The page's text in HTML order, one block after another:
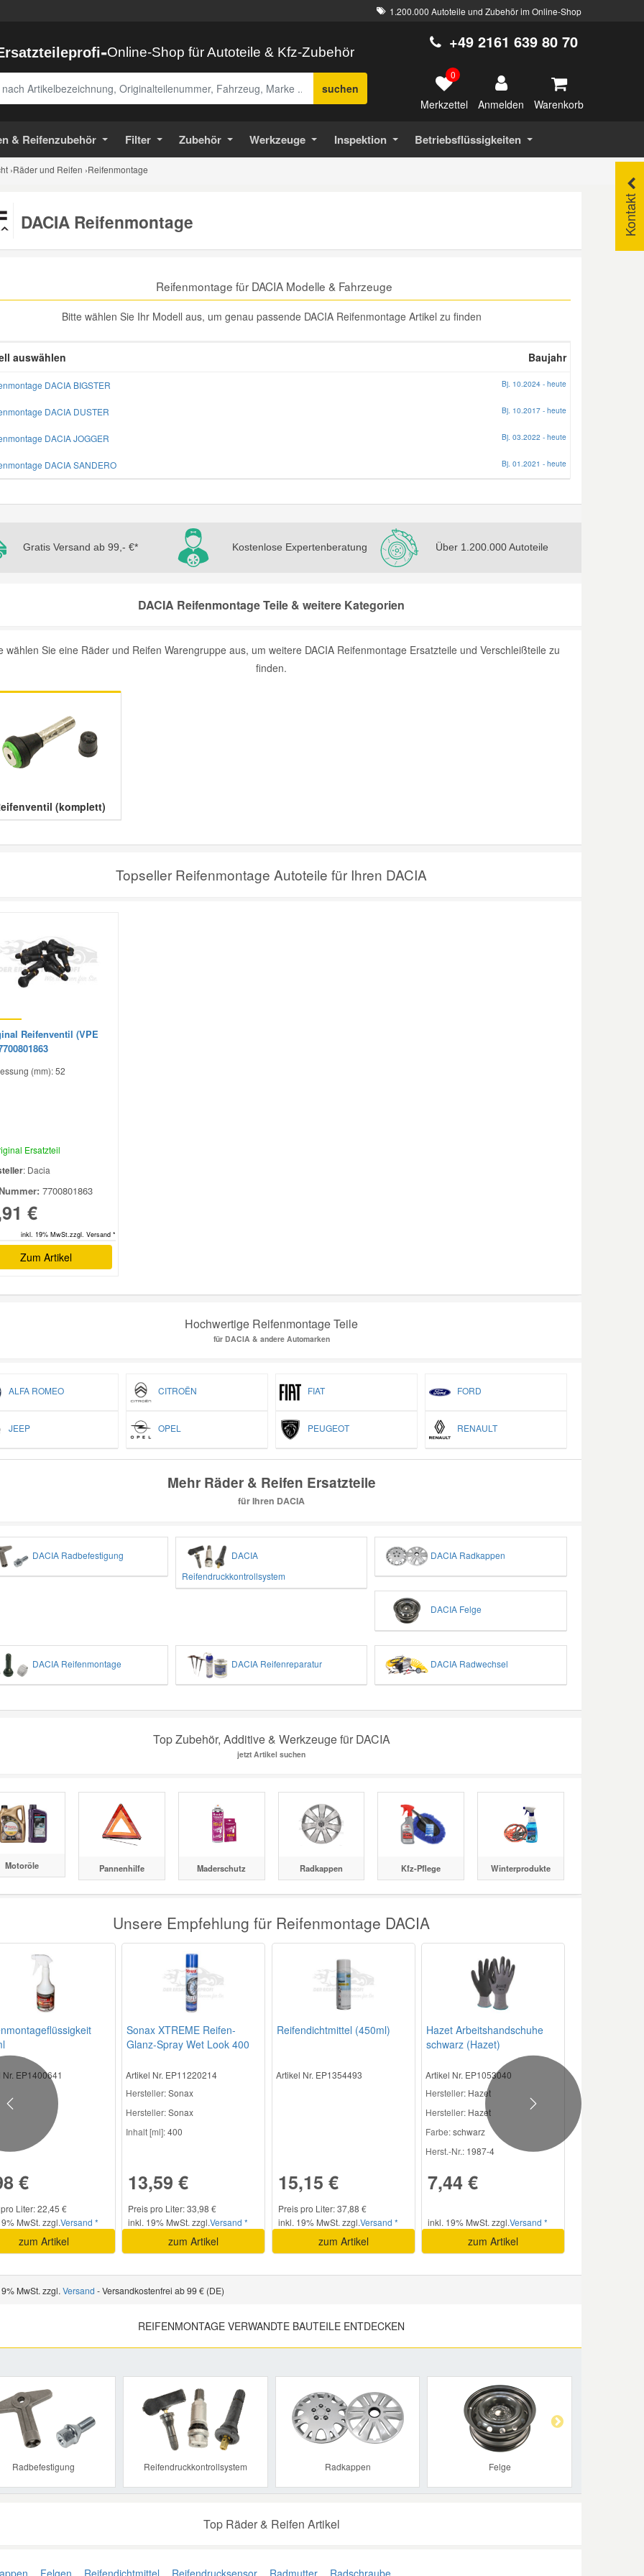
1.200.000 Autoteile und Zubehör im Online-Shop
-Online-Shop für Autoteile & Kfz-Zubehör
suchen
+49 2161 639 80 70
0
Merkzettel Anmelden Warenkorb
& Reifenzubehör Filter Zubehör Werkzeuge Inspektion Betriebsflüssigkeiten
›Räder und Reifen ›Reifenmontage
Kontakt
DACIA Reifenmontage
Reifenmontage für DACIA Modelle & Fahrzeuge
Bitte wählen Sie Ihr Modell aus, um genau passende DACIA Reifenmontage Artikel zu finden
auswählen Baujahr
DACIA BIGSTER Bj. 10.2024 - heute
DACIA DUSTER Bj. 10.2017 - heute
DACIA JOGGER Bj. 03.2022 - heute
DACIA SANDERO Bj. 01.2021 - heute
Gratis Versand ab 99,- €* Kostenlose Expertenberatung Über 1.200.000 Autoteile
DACIA Reifenmontage Teile & weitere Kategorien
wählen Sie eine Räder und Reifen Warengruppe aus, um weitere DACIA Reifenmontage Ersatzteile und Verschleißteile zu
finden.
(komplett)
Topseller Reifenmontage Autoteile für Ihren DACIA
Reifenventil (VPE
(mm): 52
Ersatzteil
: Dacia
7700801863
€
inkl. 19% MwSt.zzgl. Versand *
Zum Artikel
Hochwertige Reifenmontage Teile
für DACIA & andere Automarken
ALFA ROMEO CITROËN FIAT FORD
JEEP OPEL PEUGEOT RENAULT
Mehr Räder & Reifen Ersatzteile
für Ihren DACIA
DACIA Radbefestigung
DACIA
Reifendruckkontrollsystem
DACIA Radkappen
DACIA Felge
DACIA Reifenmontage DACIA Reifenreparatur DACIA Radwechsel
Top Zubehör, Additive & Werkzeuge für DACIA
jetzt Artikel suchen
Motoröle Pannenhilfe Maderschutz Radkappen Kfz-Pflege Winterprodukte
Unsere Empfehlung für Reifenmontage DACIA
Nr. EP1400641
€
Liter: 22,45 €
MwSt. zzgl.Versand *
zum Artikel
Sonax XTREME Reifen-
Glanz-Spray Wet Look 400
Artikel Nr. EP11220214
Hersteller: Sonax
Hersteller:Sonax
Inhalt [ml]:400
13,59 €
Preis pro Liter: 33,98 €
inkl. 19% MwSt. zzgl.Versand *
zum Artikel
Reifendichtmittel (450ml)
Artikel Nr. EP1354493
15,15 €
Preis pro Liter: 37,88 €
inkl. 19% MwSt. zzgl.Versand *
zum Artikel
Hazet Arbeitshandschuhe
schwarz (Hazet)
Artikel Nr. EP1053040
Hersteller: Hazet
Hersteller: Hazet
Farbe:schwarz
Herst.-Nr.: 1987-4
7,44 €
inkl. 19% MwSt. zzgl.Versand *
zum Artikel
Previous Next
MwSt. zzgl.Versand - Versandkostenfrei ab 99 € (DE)
REIFENMONTAGE VERWANDTE BAUTEILE ENTDECKEN
Radbefestigung Reifendruckkontrollsystem Radkappen Felge
Previous
Top Räder & Reifen Artikel